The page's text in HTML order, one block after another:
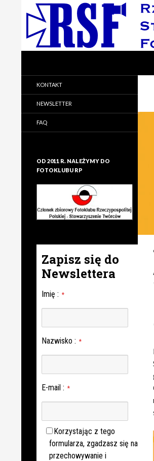
Rzeszowskie Stowarzyszenie
Fotograficzne
KONTAKT
NEWSLETTER
FAQ
OD 2011 R. NALEŻYMY DO
FOTOKLUBU RP
Zapisz się do
Newslettera
Imię : *
Nazwisko : *
E-mail : *
Korzystając z tego
formularza, zgadzasz się na
przechowywanie i